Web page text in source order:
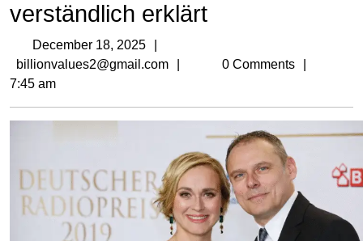
verständlich erklärt
December 18, 2025
18,
billionvalues2@gmail.com billionvalues2@gmail.com
0 Comments
7:45 am